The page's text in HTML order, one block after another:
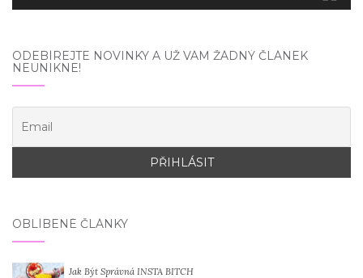
ODEBÍREJTE NOVINKY A UŽ VÁM ŽÁDNÝ ČLÁNEK
NEUNIKNE!
OBLÍBENÉ ČLÁNKY
Jak Být Správná INSTA BITCH